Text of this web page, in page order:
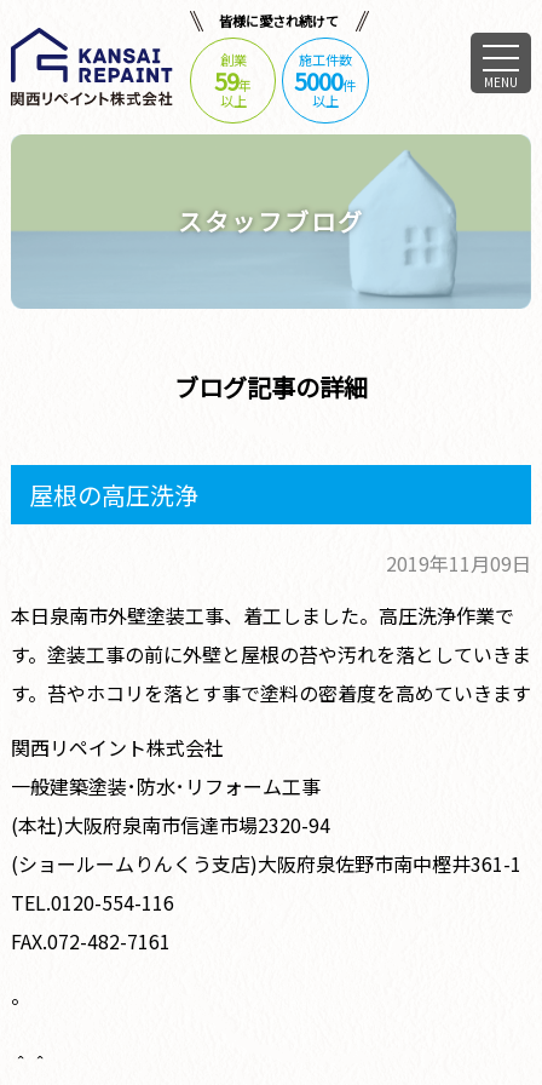
皆様に愛され続けて
創業
59年
以上
施工件数
5000件
以上
MENU
スタッフブログ
ブログ記事の詳細
屋根の高圧洗浄
2019年11月09日
本日泉南市外壁塗装工事、着工しました。高圧洗浄作業で
す。塗装工事の前に外壁と屋根の苔や汚れを落としていきま
す。苔やホコリを落とす事で塗料の密着度を高めていきます
関西リペイント株式会社
一般建築塗装･防水･リフォーム工事
(本社)大阪府泉南市信達市場2320-94
(ショールームりんくう支店)大阪府泉佐野市南中樫井361-1
TEL.0120-554-116
FAX.072-482-7161
。
＾＾